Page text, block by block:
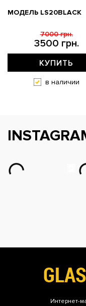
МОДЕЛЬ LS20BLACK
3500 грн.
7000 грн.
КУПИТЬ
в наличии
Интернет-